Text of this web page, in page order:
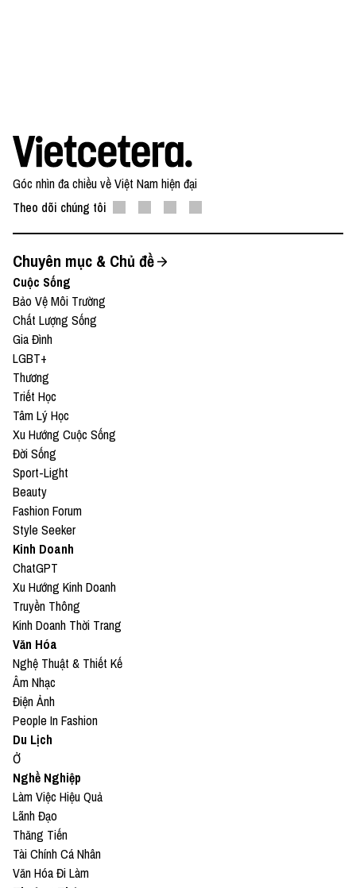
Góc nhìn đa chiều về Việt Nam hiện đại
Theo dõi chúng tôi
Chuyên mục & Chủ đề
Cuộc Sống
Bảo Vệ Môi Trường
Chất Lượng Sống
Gia Đình
LGBT+
Thương
Triết Học
Tâm Lý Học
Xu Hướng Cuộc Sống
Đời Sống
Sport-Light
Beauty
Fashion Forum
Style Seeker
Kinh Doanh
ChatGPT
Xu Hướng Kinh Doanh
Truyền Thông
Kinh Doanh Thời Trang
Văn Hóa
Nghệ Thuật & Thiết Kế
Âm Nhạc
Điện Ảnh
People In Fashion
Du Lịch
Ở
Nghề Nghiệp
Làm Việc Hiệu Quả
Lãnh Đạo
Thăng Tiến
Tài Chính Cá Nhân
Văn Hóa Đi Làm